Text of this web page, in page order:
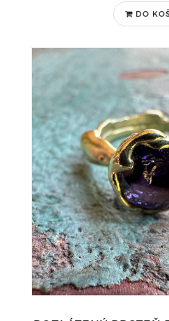
DO